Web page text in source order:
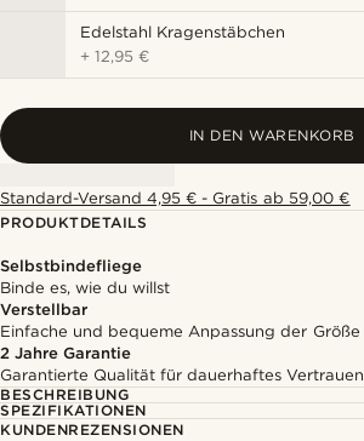
Edelstahl Kragenstäbchen
+12,95 €
IN DEN WARENKORB
Standard-Versand 4,95 € - Gratis ab 59,00 €
PRODUKTDETAILS
Selbstbindefliege
Binde es, wie du willst
Verstellbar
Einfache und bequeme Anpassung der Größe
2 Jahre Garantie
Garantierte Qualität für dauerhaftes Vertrauen
BESCHREIBUNG
SPEZIFIKATIONEN
KUNDENREZENSIONEN